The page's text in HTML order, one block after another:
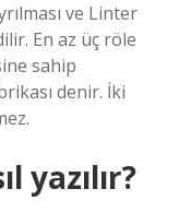
ve Linter
En az üç röle
sahip
denir. İki
yazılır?